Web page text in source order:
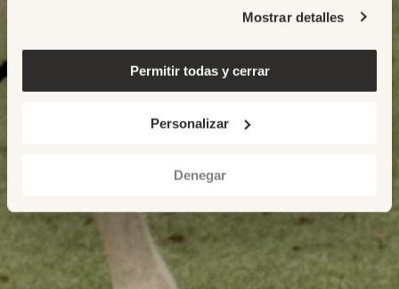
Mostrar detalles
Permitir todas y cerrar
Personalizar
Denegar